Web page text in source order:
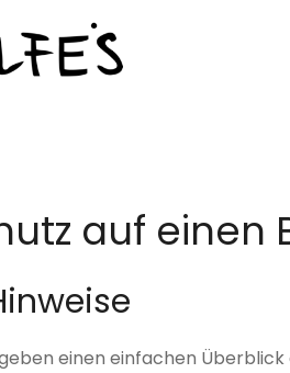
auf einen
einen einfachen